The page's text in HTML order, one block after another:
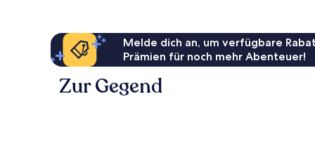
Melde dich an, um verfügbare
Prämien für noch mehr Abenteuer!
Zur Gegend